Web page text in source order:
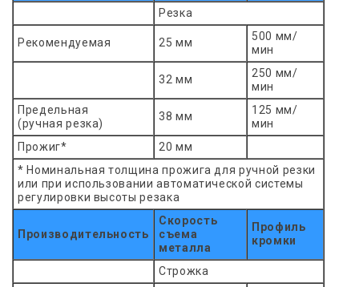
Резка
Рекомендуемая 25 мм
500 мм/
мин
32 мм
250 мм/
мин
Предельная
(ручная резка)
38 мм
125 мм/
мин
Прожиг*
20 мм
* Номинальная толщина прожига для ручной резки
или при использовании автоматической системы
регулировки высоты резака
Производительность
Скорость
съема
металла
Профиль
кромки
Строжка